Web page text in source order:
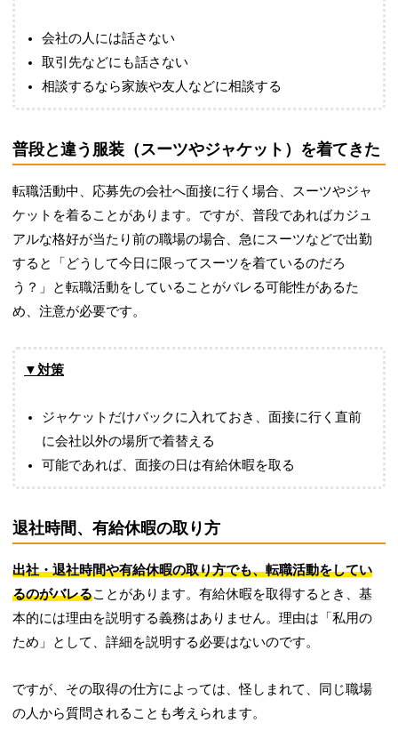
会社の人には話さない
取引先などにも話さない
相談するなら家族や友人などに相談する
普段と違う服装（スーツやジャケット）を着てきた
転職活動中、応募先の会社へ面接に行く場合、スーツやジャ
ケットを着ることがあります。ですが、普段であればカジュ
アルな格好が当たり前の職場の場合、急にスーツなどで出勤
すると「どうして今日に限ってスーツを着ているのだろ
う？」と転職活動をしていることがバレる可能性があるた
め、注意が必要です。
▼対策
ジャケットだけバックに入れておき、面接に行く直前
に会社以外の場所で着替える
可能であれば、面接の日は有給休暇を取る
退社時間、有給休暇の取り方
出社・退社時間や有給休暇の取り方でも、転職活動をしてい
るのがバレることがあります。有給休暇を取得するとき、基
本的には理由を説明する義務はありません。理由は「私用の
ため」として、詳細を説明する必要はないのです。
ですが、その取得の仕方によっては、怪しまれて、同じ職場
の人から質問されることも考えられます。